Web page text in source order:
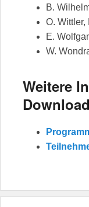
B.
O. Wittler,
E.
W.
Weitere